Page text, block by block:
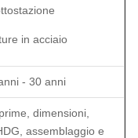
in acciaio
- 30 anni
dimensioni,
assemblaggio e